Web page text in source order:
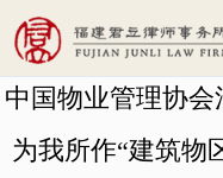
中国物业管理协
为我所作“建筑物